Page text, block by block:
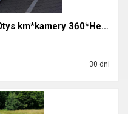
BMW 6GT M-pakiet 630 D *90tys km*kamery 360*Head-U...
30 dni